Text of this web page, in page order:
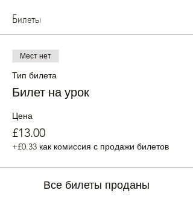
Билеты
Мест нет
Тип билета
Билет на урок
Цена
£13.00
+£0.33 как комиссия с продажи билетов
Все билеты проданы